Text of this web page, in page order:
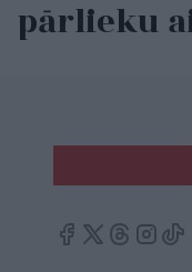
pārlieku